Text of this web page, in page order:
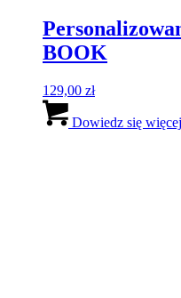
BOOK
129,00 zł
Dowiedz się więcej